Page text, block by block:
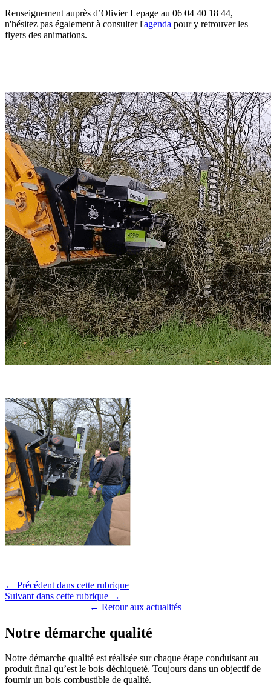
Renseignement auprès d’Olivier Lepage au 06 04 40 18 44,
n'hésitez pas également à consulter l'agenda pour y retrouver les
flyers des animations.
← Précédent dans cette rubrique
Suivant dans cette rubrique →
← Retour aux actualités
Notre démarche qualité
Notre démarche qualité est réalisée sur chaque étape conduisant au
produit final qu’est le bois déchiqueté. Toujours dans un objectif de
fournir un bois combustible de qualité.